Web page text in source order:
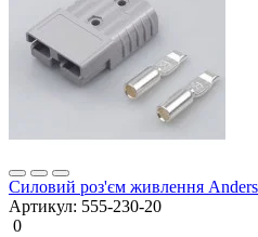
Силовий роз'єм живлення
Артикул: 555-230-20
0